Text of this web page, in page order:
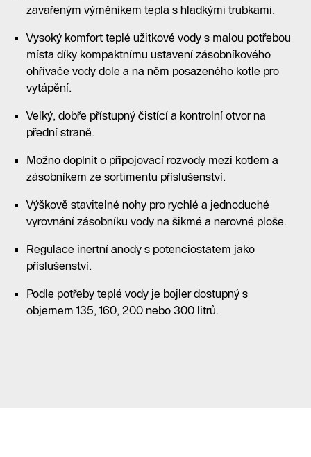
zavařeným výměníkem tepla s hladkými trubkami.
Vysoký komfort teplé užitkové vody s malou potřebou
místa díky kompaktnímu ustavení zásobníkového
ohřívače vody dole a na něm posazeného kotle pro
vytápění.
Velký, dobře přístupný čistící a kontrolní otvor na
přední straně.
Možno doplnit o připojovací rozvody mezi kotlem a
zásobníkem ze sortimentu příslušenství.
Výškově stavitelné nohy pro rychlé a jednoduché
vyrovnání zásobníku vody na šikmé a nerovné ploše.
Regulace inertní anody s potenciostatem jako
příslušenství.
Podle potřeby teplé vody je bojler dostupný s
objemem 135, 160, 200 nebo 300 litrů.